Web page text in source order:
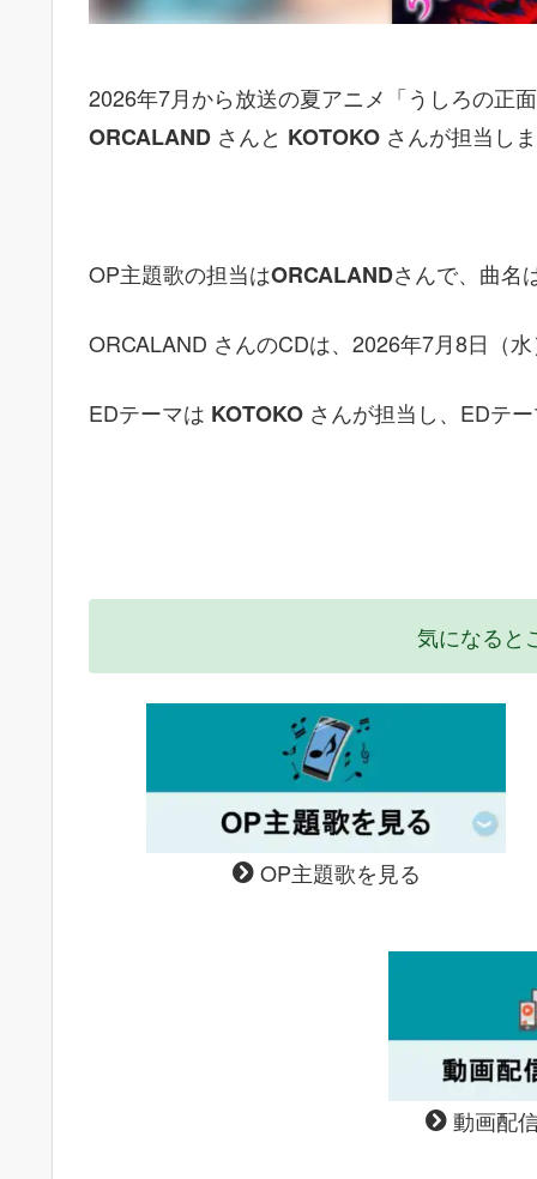
2026年7月から放送の夏アニメ「うしろの正
ORCALAND さんと KOTOKO さんが担当し
OP主題歌の担当はORCALANDさんで、曲名
ORCALAND さんのCDは、2026年7月8日（
EDテーマは KOTOKO さんが担当し、EDテ
気になると
OP主題歌を見る
動画配